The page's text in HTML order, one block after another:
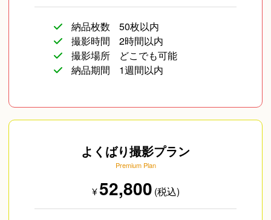
納品枚数
50枚以内
撮影時間
2時間以内
撮影場所
どこでも可能
納品期間
1週間以内
よくばり撮影プラン
Premium Plan
¥52,800 (税込)